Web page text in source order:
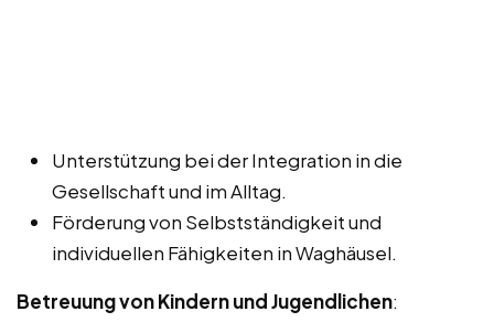
Unterstützung bei der Integration in die
Gesellschaft und im Alltag.
Förderung von Selbstständigkeit und
individuellen Fähigkeiten in Waghäusel.
Betreuung von Kindern und Jugendlichen: